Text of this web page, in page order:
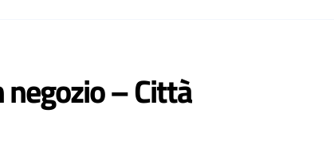
– Città